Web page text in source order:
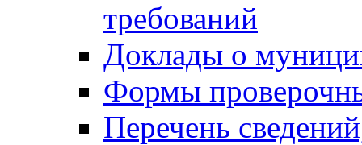
требований
Доклады о
Формы
Перечень